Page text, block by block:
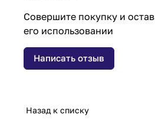
Совершите покупку и
его использовании
Написать отзыв
Назад к списку